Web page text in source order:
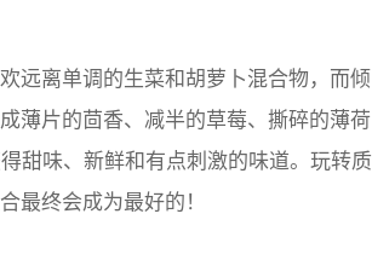
远离单调的生菜和胡萝卜混合物，而倾
薄片的茴香、减半的草莓、撕碎的薄荷
甜味、新鲜和有点刺激的味道。玩转质
终会成为最好的！